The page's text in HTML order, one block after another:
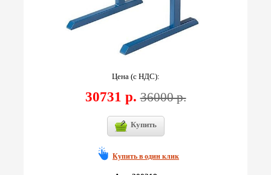
Цена (с НДС):
30731 р.36000 р.
Купить
Купить в один клик